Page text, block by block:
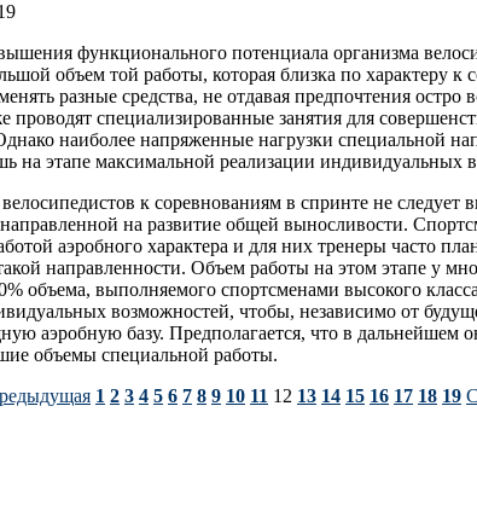
функционального потенциала организма
объем той работы, которая близка по характеру к
разные средства, не отдавая предпочтения
проводят специализированные занятия для
наиболее напряженные нагрузки специальной
на этапе максимальной реализации индивидуальных
к соревнованиям в спринте не следует
на развитие общей выносливости.
аэробного характера и для них тренеры часто
направленности. Объем работы на этом этапе у
объема, выполняемого спортсменами высокого
возможностей, чтобы, независимо от
аэробную базу. Предполагается, что в дальнейшем
объемы специальной работы.
1 2 3 4 5 6 7 8 9 10 11 12 13 14 15 16 17 18 19